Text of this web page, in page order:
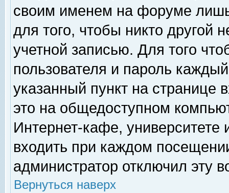
своим именем на форуме
для того, чтобы никто другой
учетной записью. Для того
пользователя и пароль
указанный пункт на
это на общедоступном
Интернет-кафе, университете
входить при каждом
администратор отключил эту
Вернуться наверх